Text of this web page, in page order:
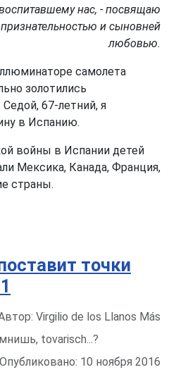
нас, - посвящаю
признательностью и сыновней
любовью.
самолета
золотились
67-летний, я
в Испанию.
войны в Испании детей
Мексика, Канада, Франция,
страны.
точки
Virgilio de los Llanos Más
tovarisch...?
Опубликовано: 10 ноября 2016